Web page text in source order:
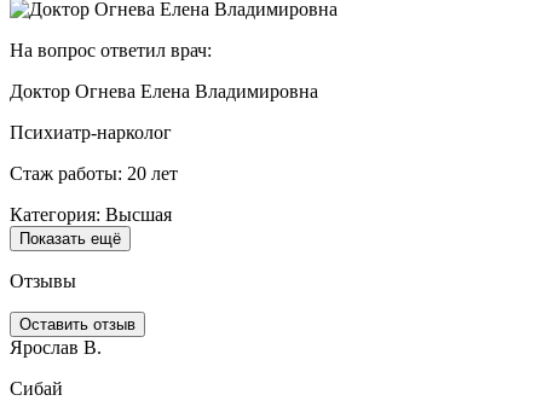
На вопрос ответил врач:
Доктор Огнева Елена Владимировна
Психиатр-нарколог
Стаж работы: 20 лет
Категория: Высшая
Показать ещё
Отзывы
Оставить отзыв
Ярослав В.
Сибай